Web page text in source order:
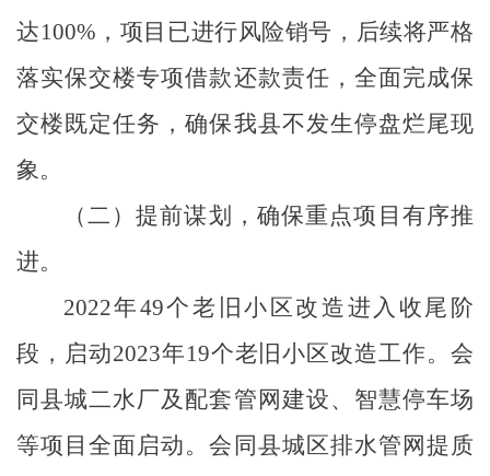
达100%，项目已进行风险销号，后续将严格
落实保交楼专项借款还款责任，全面完成保
交楼既定任务，确保我县不发生停盘烂尾现
象。
（二）提前谋划，确保重点项目有序推
进。
2022年49个老旧小区改造进入收尾阶
段，启动2023年19个老旧小区改造工作。会
同县城二水厂及配套管网建设、智慧停车场
等项目全面启动。会同县城区排水管网提质